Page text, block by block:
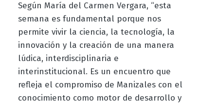
Según María del Carmen Vergara, “esta
semana es fundamental porque nos
permite vivir la ciencia, la tecnología, la
innovación y la creación de una manera
lúdica, interdisciplinaria e
interinstitucional. Es un encuentro que
refleja el compromiso de Manizales con el
conocimiento como motor de desarrollo y